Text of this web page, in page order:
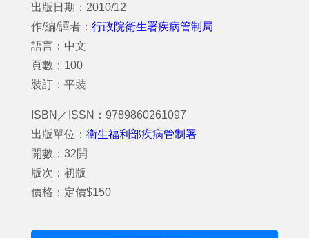
出版日期：2010/12
作/編/譯者： 行政院衛生署疾病管制局
語言：中文
頁數：100
裝訂：平裝
ISBN／ISSN：9789860261097
出版單位： 衛生福利部疾病管制署
開數：32開
版次：初版
價格：定價$150